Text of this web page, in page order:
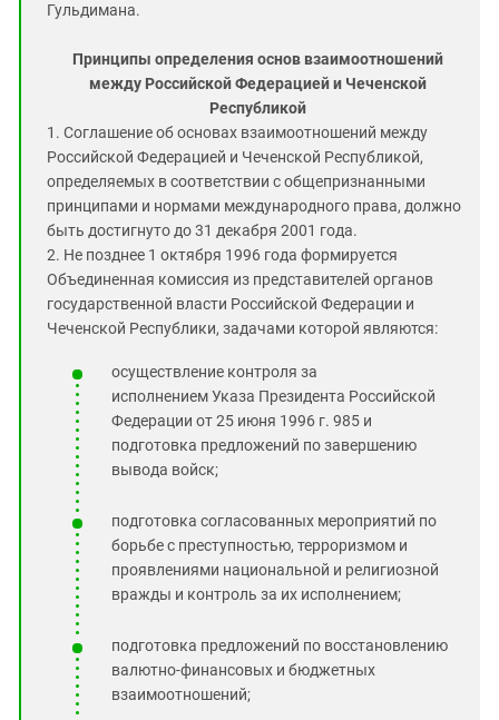
Гульдимана.
Принципы определения основ взаимоотношений
между Российской Федерацией и Чеченской
Республикой
1. Соглашение об основах взаимоотношений между
Российской Федерацией и Чеченской Республикой,
определяемых в соответствии с общепризнанными
принципами и нормами международного права, должно
быть достигнуто до 31 декабря 2001 года.
2. Не позднее 1 октября 1996 года формируется
Объединенная комиссия из представителей органов
государственной власти Российской Федерации и
Чеченской Республики, задачами которой являются:
осуществление контроля за
исполнением Указа Президента Российской
Федерации от 25 июня 1996 г. 985 и
подготовка предложений по завершению
вывода войск;
подготовка согласованных мероприятий по
борьбе с преступностью, терроризмом и
проявлениями национальной и религиозной
вражды и контроль за их исполнением;
подготовка предложений по восстановлению
валютно-финансовых и бюджетных
взаимоотношений;